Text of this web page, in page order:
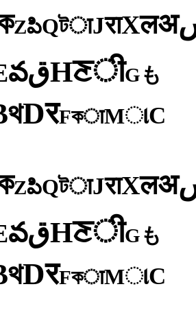
ZపిQটाJराXलअ
వقHਣीGも
থDरFকाMાC
ZపిQটाJराXलअ
వقHਣीGも
থDरFকाMાC